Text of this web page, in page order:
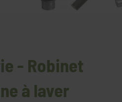
- Robinet
à laver